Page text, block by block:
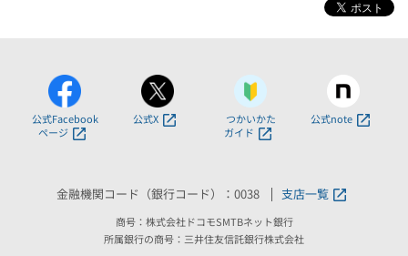
公式Facebook
ページ
公式X
つかいかた
ガイド
公式note
金融機関コード（銀行コード）：0038 支店一覧
商号：株式会社ドコモSMTBネット銀行
所属銀行の商号：三井住友信託銀行株式会社